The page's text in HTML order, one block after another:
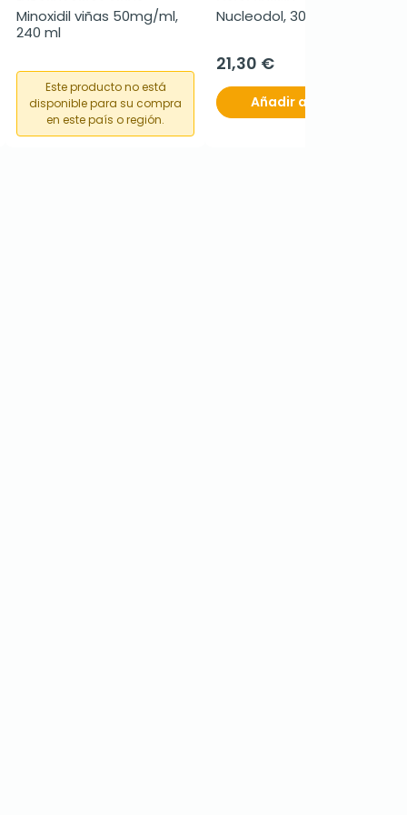
Minoxidil viñas 50mg/ml,
240 ml
Este producto no está
disponible para su compra
en este país o región.
Nucleodol, 30 cápsulas
21,30 €
Añadir al carrito